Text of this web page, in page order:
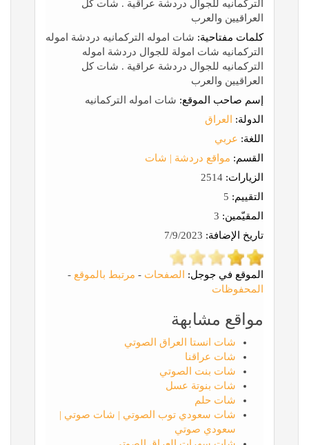
التركمانيه للجوال دردشة عراقية . شات كل
العراقيين والعرب
كلمات مفتاحية: شات اموله التركمانيه دردشة اموله
التركمانيه شات امولة للجوال دردشة اموله
التركمانيه للجوال دردشة عراقية . شات كل
العراقيين والعرب
إسم صاحب الموقع: شات اموله التركمانيه
الدولة:
العراق
اللغة: عربي
القسم: مواقع دردشة | شات
الزيارات:
التقييم:
المقيّمين:
تاريخ الإضافة:
الموقع في جوجل: الصفحات - مرتبط بالموقع -
المحفوظات
مواقع مشابهة
شات انستا العراق الصوتي
شات عراقنا
شات بنت الصوتي
شات بنوتة عسل
شات حلم
شات سعودي توب الصوتي | شات صوتي |
سعودي صوتي